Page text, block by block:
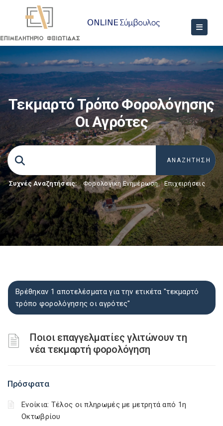
Τεκμαρτό Τρόπο Φορολόγησης
Οι Αγρότες
Συχνές Αναζητήσεις: Φορολογικη Ενημέρωση, Επιχειρήσεις
Βρέθηκαν 1 αποτελέσματα για την ετικέτα "τεκμαρτό
τρόπο φορολόγησης οι αγρότες"
Ποιοι επαγγελματίες γλιτώνουν τη
νέα τεκμαρτή φορολόγηση
Πρόσφατα
Ενοίκια: Τέλος οι πληρωμές με μετρητά από 1η
Οκτωβρίου